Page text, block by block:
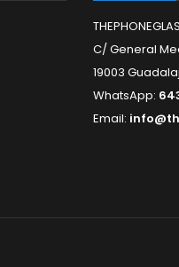
C/ General
19003
WhatsApp:
Email: